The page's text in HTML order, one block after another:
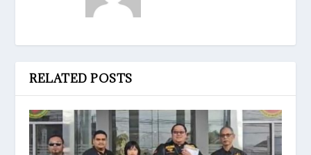
RELATED POSTS